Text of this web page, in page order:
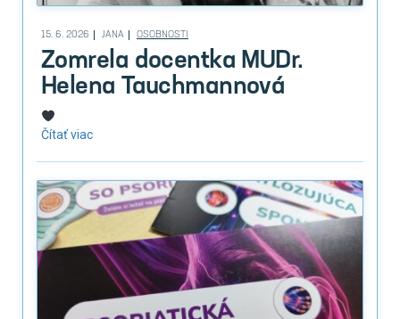
15. 6. 2026 JANA OSOBNOSTI
Zomrela docentka MUDr.
Helena Tauchmannová
Čítať viac